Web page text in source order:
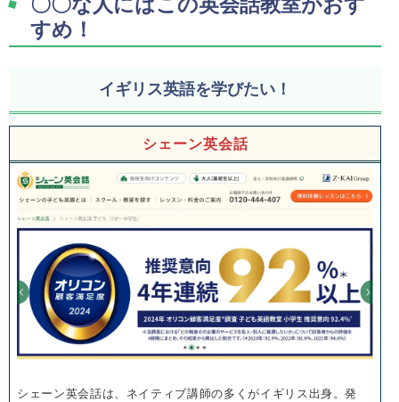
すめ！
イギリス英語を学びたい！
シェーン英会話
シェーン英会話は、ネイティブ講師の多くがイギリス出身。発